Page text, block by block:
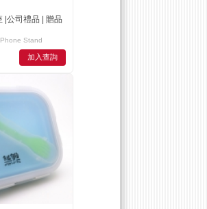
|公司禮品 | 贈品
Stand
加入查詢